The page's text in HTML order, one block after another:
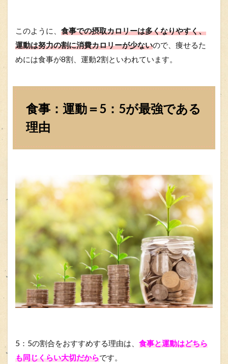
このように、 食事での摂取カロリーは多くなりやすく、
運動は努力の割に消費カロリーが少ないので、痩せるた
めには食事が8割、運動2割といわれています。
食事：運動＝5：5が最強である
理由
5：5の割合をおすすめする理由は、 食事と運動はどちら
も同じくらい大切だからです。